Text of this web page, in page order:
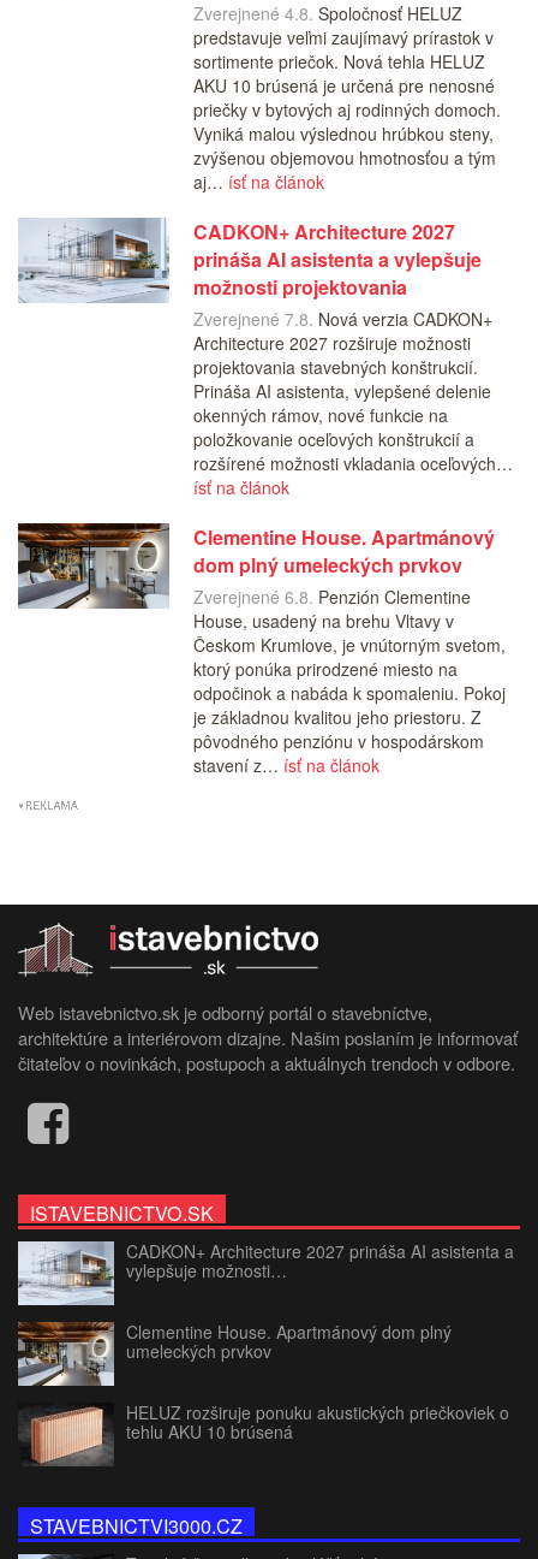
Zverejnené 4.8. Spoločnosť HELUZ
predstavuje veľmi zaujímavý prírastok v
sortimente priečok. Nová tehla HELUZ
AKU 10 brúsená je určená pre nenosné
priečky v bytových aj rodinných domoch.
Vyniká malou výslednou hrúbkou steny,
zvýšenou objemovou hmotnosťou a tým
aj… ísť na článok
CADKON+ Architecture 2027
prináša AI asistenta a vylepšuje
možnosti projektovania
Zverejnené 7.8. Nová verzia CADKON+
Architecture 2027 rozširuje možnosti
projektovania stavebných konštrukcií.
Prináša AI asistenta, vylepšené delenie
okenných rámov, nové funkcie na
položkovanie oceľových konštrukcií a
rozšírené možnosti vkladania oceľových…
ísť na článok
Clementine House. Apartmánový
dom plný umeleckých prvkov
Zverejnené 6.8. Penzión Clementine
House, usadený na brehu Vltavy v
Českom Krumlove, je vnútorným svetom,
ktorý ponúka prirodzené miesto na
odpočinok a nabáda k spomaleniu. Pokoj
je základnou kvalitou jeho priestoru. Z
pôvodného penziónu v hospodárskom
stavení z… ísť na článok
Web istavebnictvo.sk je odborný portál o stavebníctve,
architektúre a interiérovom dizajne. Našim poslaním je informovať
čitateľov o novinkách, postupoch a aktuálnych trendoch v odbore.
ISTAVEBNICTVO.SK
CADKON+ Architecture 2027 prináša AI asistenta a
vylepšuje možnosti…
Clementine House. Apartmánový dom plný
umeleckých prvkov
HELUZ rozširuje ponuku akustických priečkoviek o
tehlu AKU 10 brúsená
STAVEBNICTVI3000.CZ